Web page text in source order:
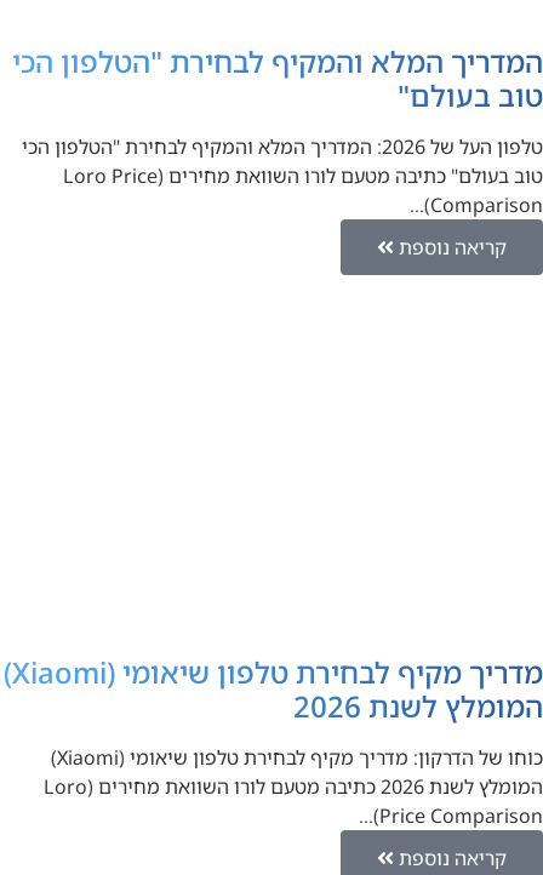
המדריך המלא והמקיף לבחירת "הטלפון הכי
טוב בעולם"
טלפון העל של 2026: המדריך המלא והמקיף לבחירת "הטלפון הכי
טוב בעולם" כתיבה מטעם לורו השוואת מחירים (Loro Price
Comparison)…
קריאה נוספת
מדריך מקיף לבחירת טלפון שיאומי (Xiaomi)
המומלץ לשנת 2026
כוחו של הדרקון: מדריך מקיף לבחירת טלפון שיאומי (Xiaomi)
המומלץ לשנת 2026 כתיבה מטעם לורו השוואת מחירים (Loro
Price Comparison)…
קריאה נוספת